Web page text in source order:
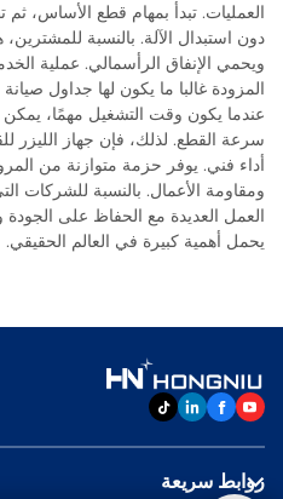
العمليات. تبدأ بمهام قطع الأساس،
دون استبدال الآلة. بالنسبة
ويحمي الإنفاق الرأسمالي. عملية
المزودة غالبا ما يكون لها جداول
عندما يكون وقت التشغيل مهمًا،
سرعة القطع. لذلك، فإن جهاز الليزر
أداء فني. يوفر حزمة متوازنة من
ومقاومة الأعمال. بالنسبة للشركات
العمل العديدة مع الحفاظ على الجودة
يحمل أهمية كبيرة في العالم الحقيقي.
روابط سريعة